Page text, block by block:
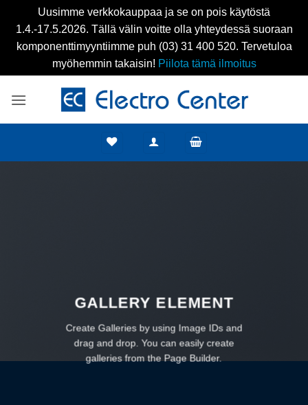
Uusimme verkkokauppaa ja se on pois käytöstä
1.4.-17.5.2026. Tällä välin voitte olla yhteydessä suoraan
komponenttimyyntiimme puh (03) 31 400 520. Tervetuloa
myöhemmin takaisin! Piilota tämä ilmoitus
GALLERY ELEMENT
Create Galleries by using Image IDs and
drag and drop. You can easily create
galleries from the Page Builder.